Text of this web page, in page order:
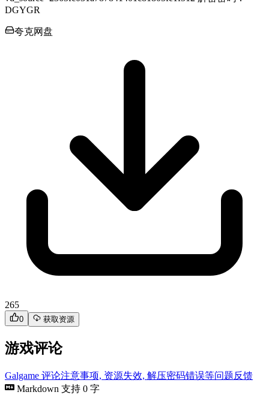
DGYGR
夸克网盘
265
0 获取资源
游戏评论
Galgame 评论注意事项, 资源失效, 解压密码错误等问题反馈
Markdown 支持 0 字